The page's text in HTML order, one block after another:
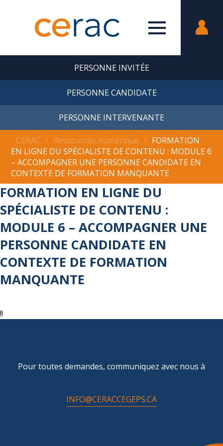
PERSONNE INVITÉE
PERSONNE CANDIDATE
PERSONNE INTERVENANTE
CERAC ∕ Ressources numérique ∕ FORMATION
EN LIGNE DU SPÉCIALISTE DE CONTENU : MODULE 6
– ACCOMPAGNER UNE PERSONNE CANDIDATE EN
CONTEXTE DE FORMATION MANQUANTE
FORMATION EN LIGNE DU
SPÉCIALISTE DE CONTENU :
MODULE 6 – ACCOMPAGNER UNE
PERSONNE CANDIDATE EN
CONTEXTE DE FORMATION
MANQUANTE
!!
Pour toutes demandes, communiquez avec nous à
INFO@CERACCEGEPS.CA